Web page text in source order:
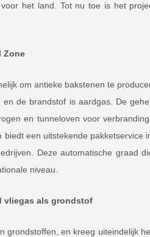
het land. Tot nu toe is het
Zone
om antieke bakstenen te
de brandstof is aardgas. De
en tunneloven voor
een uitstekende pakketservice
Deze automatische graad
niveau.
vliegas als grondstof
grondstoffen, en kreeg uiteindelijk